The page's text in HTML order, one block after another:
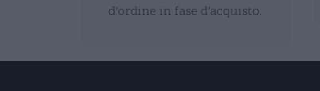
d’ordine in fase d’acquisto.